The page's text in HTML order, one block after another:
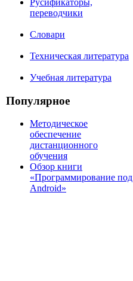
переводчики
Словари
Техническая литература
Учебная литература
Популярное
Методическое
обеспечение
дистанционного
обучения
Обзор книги
«Программирование под
Android»